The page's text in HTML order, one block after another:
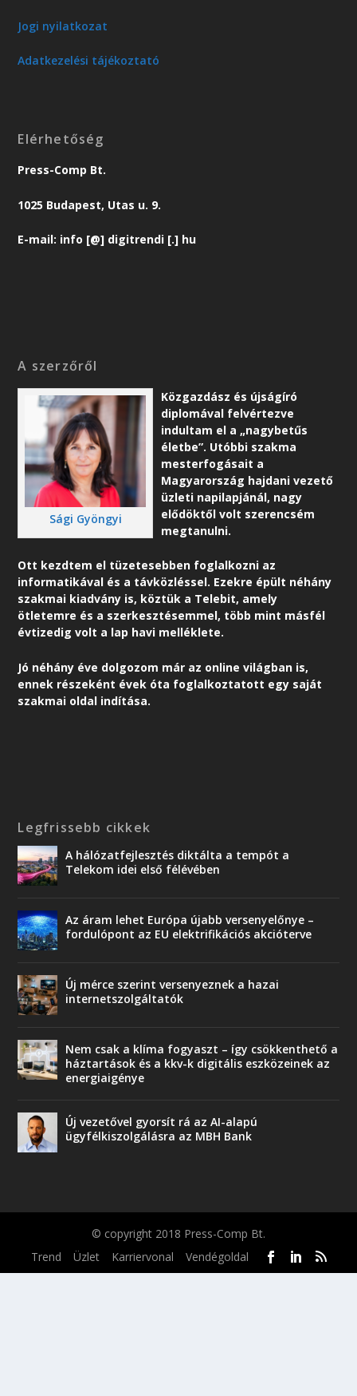
Jogi nyilatkozat
Adatkezelési tájékoztató
Elérhetőség
Press-Comp Bt.
1025 Budapest, Utas u. 9.
E-mail: info [@] digitrendi [.] hu
A szerzőről
Sági Gyöngyi
Közgazdász és újságíró
diplomával felvértezve
indultam el a „nagybetűs
életbe”. Utóbbi szakma
mesterfogásait a
Magyarország hajdani vezető
üzleti napilapjánál, nagy
elődöktől volt szerencsém
megtanulni.
Ott kezdtem el tüzetesebben foglalkozni az
informatikával és a távközléssel. Ezekre épült néhány
szakmai kiadvány is, köztük a Telebit, amely
ötletemre és a szerkesztésemmel, több mint másfél
évtizedig volt a lap havi melléklete.
Jó néhány éve dolgozom már az online világban is,
ennek részeként évek óta foglalkoztatott egy saját
szakmai oldal indítása.
Legfrissebb cikkek
A hálózatfejlesztés diktálta a tempót a
Telekom idei első félévében
Az áram lehet Európa újabb versenyelőnye –
fordulópont az EU elektrifikációs akcióterve
Új mérce szerint versenyeznek a hazai
internetszolgáltatók
Nem csak a klíma fogyaszt – így csökkenthető a
háztartások és a kkv-k digitális eszközeinek az
energiaigénye
Új vezetővel gyorsít rá az AI-alapú
ügyfélkiszolgálásra az MBH Bank
© copyright 2018 Press-Comp Bt.
Trend
Üzlet Karriervonal Vendégoldal